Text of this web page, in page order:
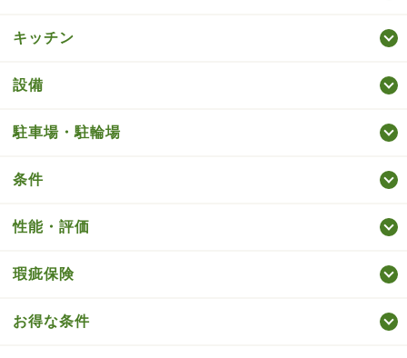
キッチン
設備
駐車場・駐輪場
条件
性能・評価
瑕疵保険
お得な条件